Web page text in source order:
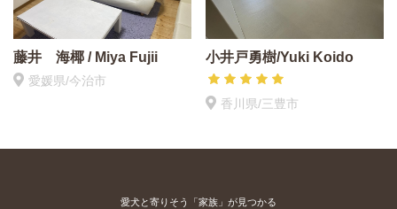
藤井 海椰 / Miya Fujii
愛媛県/今治市
小井戸勇樹/Yuki Koido
香川県/三豊市
愛犬と寄りそう「家族」が見つかる